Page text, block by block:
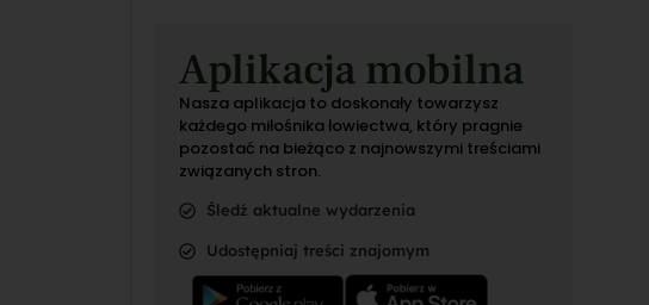
Aplikacja mobilna
Nasza aplikacja to doskonały towarzysz
każdego miłośnika łowiectwa, który pragnie
pozostać na bieżąco z najnowszymi treściami
związanych stron.
Śledź aktualne wydarzenia
Udostępniaj treści znajomym